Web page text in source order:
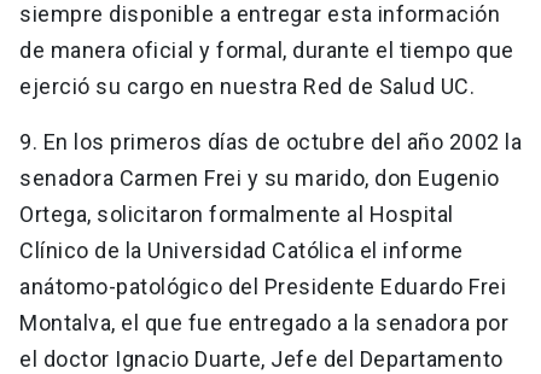
siempre disponible a entregar esta información
de manera oficial y formal, durante el tiempo que
ejerció su cargo en nuestra Red de Salud UC.
9. En los primeros días de octubre del año 2002 la
senadora Carmen Frei y su marido, don Eugenio
Ortega, solicitaron formalmente al Hospital
Clínico de la Universidad Católica el informe
anátomo-patológico del Presidente Eduardo Frei
Montalva, el que fue entregado a la senadora por
el doctor Ignacio Duarte, Jefe del Departamento